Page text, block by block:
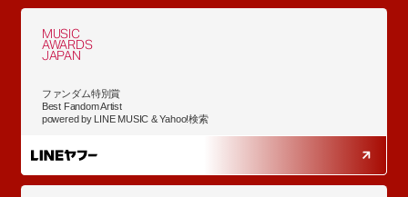
MUSIC
AWARDS
JAPAN
ファンダム特別賞
Best Fandom Artist
powered by LINE MUSIC & Yahoo!検索